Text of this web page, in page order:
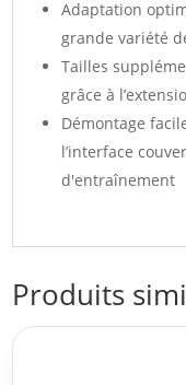
Adaptation
grande variété
Tailles
grâce à
Démontage
l’interface
d'entraînement
Produits